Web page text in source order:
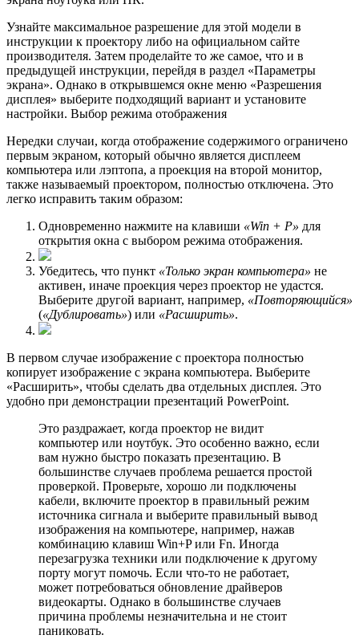
Узнайте максимальное разрешение для этой модели в
инструкции к проектору либо на официальном сайте
производителя. Затем проделайте то же самое, что и в
предыдущей инструкции, перейдя в раздел «Параметры
экрана». Однако в открывшемся окне меню «Разрешения
дисплея» выберите подходящий вариант и установите
настройки. Выбор режима отображения
Нередки случаи, когда отображение содержимого ограничено
первым экраном, который обычно является дисплеем
компьютера или лэптопа, а проекция на второй монитор,
также называемый проектором, полностью отключена. Это
легко исправить таким образом:
Одновременно нажмите на клавиши «Win + P» для
открытия окна с выбором режима отображения.
Убедитесь, что пункт «Только экран компьютера» не
активен, иначе проекция через проектор не удастся.
Выберите другой вариант, например, «Повторяющийся»
(«Дублировать») или «Расширить».
В первом случае изображение с проектора полностью
копирует изображение с экрана компьютера. Выберите
«Расширить», чтобы сделать два отдельных дисплея. Это
удобно при демонстрации презентаций PowerPoint.
Это раздражает, когда проектор не видит
компьютер или ноутбук. Это особенно важно, если
вам нужно быстро показать презентацию. В
большинстве случаев проблема решается простой
проверкой. Проверьте, хорошо ли подключены
кабели, включите проектор в правильный режим
источника сигнала и выберите правильный вывод
изображения на компьютере, например, нажав
комбинацию клавиш Win+P или Fn. Иногда
перезагрузка техники или подключение к другому
порту могут помочь. Если что-то не работает,
может потребоваться обновление драйверов
видеокарты. Однако в большинстве случаев
причина проблемы незначительна и не стоит
паниковать.